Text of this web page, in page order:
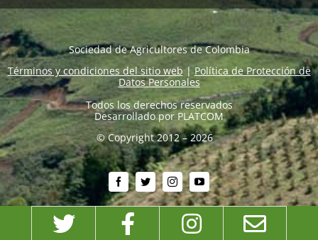
Sociedad de Agricultores de Colombia
Términos y condiciones del sitio web|Política de Protección de
Datos Personales
Todos los derechos reservados
Desarrollado por PLATCOM
© Copyright 2012 – 2026
Twitter FacebookInstagram